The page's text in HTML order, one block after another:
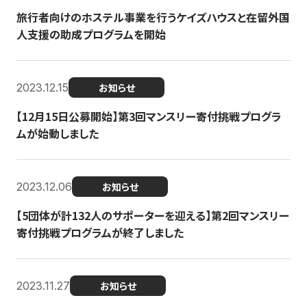
旅行者向けのホステル事業を行うケイズハウスと在留外国
人支援の助成プログラムを開始
2023.12.15 お知らせ
【12月15日公募開始】第3回マンスリー寄付挑戦プログラ
ムが始動しました
2023.12.06 お知らせ
【5団体が計132人のサポーターを迎える】第2回マンスリー
寄付挑戦プログラムが終了しました
2023.11.27 お知らせ